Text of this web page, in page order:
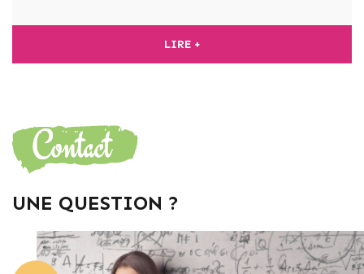
LIRE +
UNE QUESTION ?